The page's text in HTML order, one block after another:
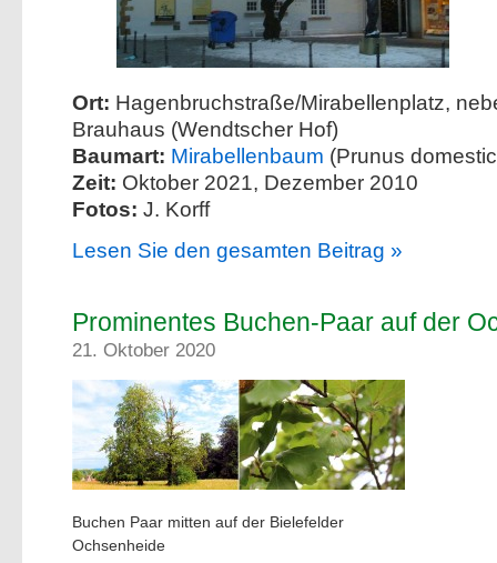
Ort: Hagenbruchstraße/Mirabellenplatz,
Brauhaus (Wendtscher Hof)
Baumart: Mirabellenbaum (Prunus
Zeit: Oktober 2021, Dezember 2010
Fotos: J. Korff
Lesen Sie den gesamten Beitrag »
Prominentes Buchen-Paar auf der
21. Oktober 2020
Buchen Paar mitten auf der Bielefelder
Ochsenheide